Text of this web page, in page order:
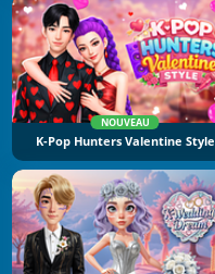
NOUVEAU
K-Pop Hunters Valentine Style